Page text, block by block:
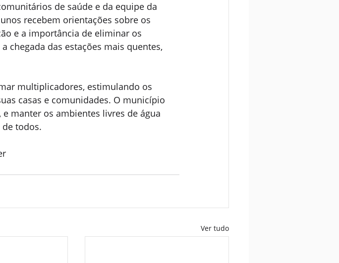
de saúde e da equipe da
recebem orientações sobre os
e a importância de eliminar os
chegada das estações mais quentes,
multiplicadores, estimulando os
casas e comunidades. O município
manter os ambientes livres de água
todos.
Ver tudo